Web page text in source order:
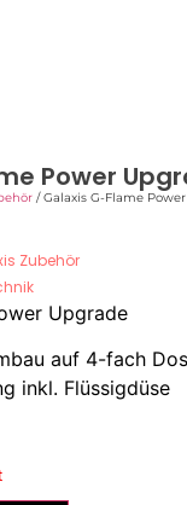
Power
/ Galaxis G-Flame
Zubehör
Upgrade
auf 4-fach
inkl. Flüssigdüse